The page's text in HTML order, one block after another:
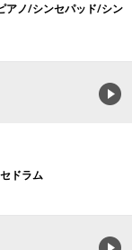
アノ/シンセパッド/シン
ドラム